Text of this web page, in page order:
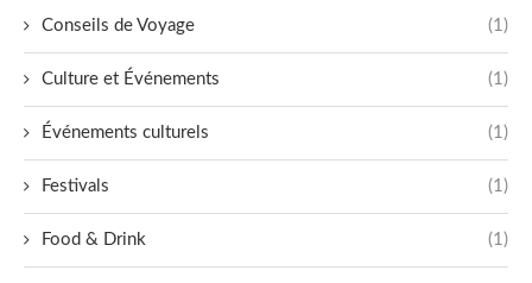
Conseils de Voyage (1)
Culture et Événements (1)
Événements culturels (1)
Festivals (1)
Food & Drink (1)